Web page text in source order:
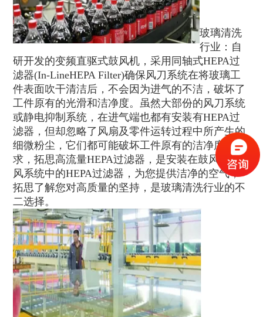
玻璃清洗
行业：自
研开发的变频直驱式鼓风机，采用同轴式HEPA过
滤器(In-LineHEPA Filter)确保风刀系统在将玻璃工
件表面吹干清洁后，不会因为进气的不洁，破坏了
工件原有的光滑和洁净度。虽然大部份的风刀系统
或静电抑制系统，在进气端也都有安装有HEPA过
滤器，但却忽略了风扇及零件运转过程中所产生的
细微粉尘，它们都可能破坏工件原有的洁净度要
求，拓思高流量HEPA过滤器，是安装在鼓风机送
风系统中的HEPA过滤器，为您提供洁净的空气，
拓思了解您对高质量的坚持，是玻璃清洗行业的不
二选择。